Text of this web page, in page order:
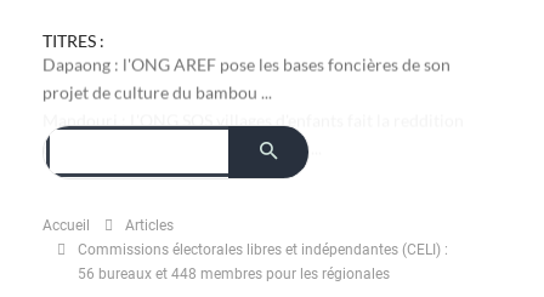
TITRES :
Dapaong : l'ONG AREF pose les bases foncières de son
projet de culture du bambou ...
Accueil
Articles
Commissions électorales libres et indépendantes (CELI) :
56 bureaux et 448 membres pour les régionales